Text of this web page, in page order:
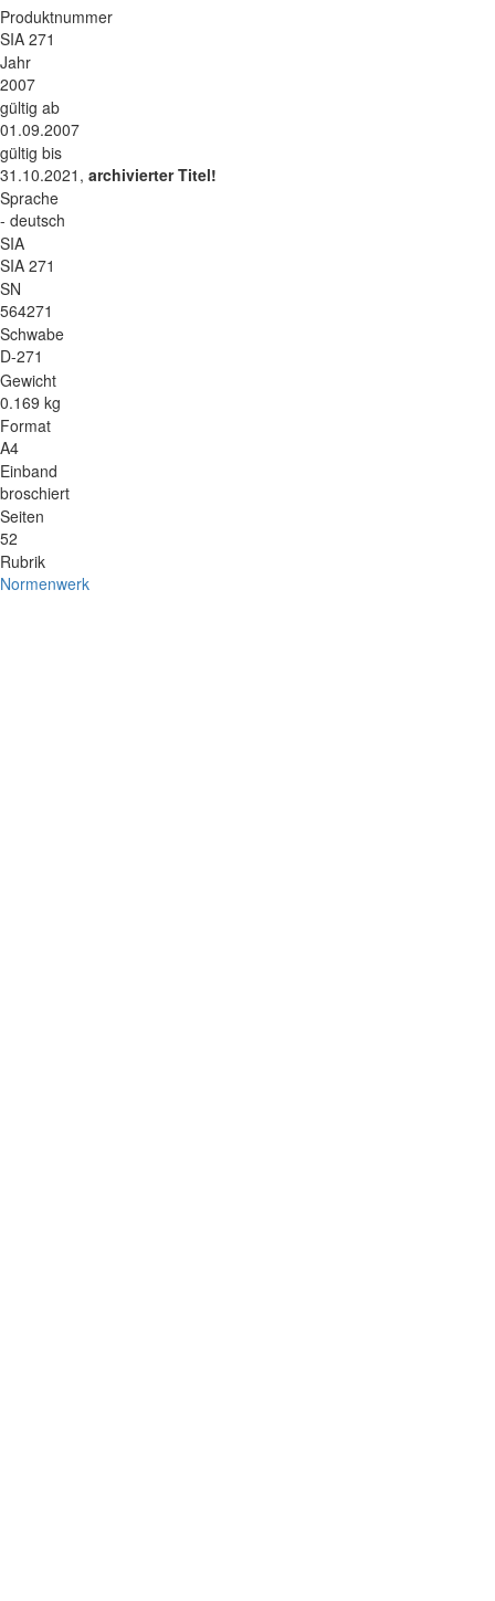
Produktnummer
SIA 271
Jahr
2007
gültig ab
01.09.2007
gültig bis
31.10.2021, archivierter Titel!
Sprache
- deutsch
SIA
SIA 271
SN
564271
Schwabe
D-271
Gewicht
0.169 kg
Format
A4
Einband
broschiert
Seiten
52
Rubrik
Normenwerk